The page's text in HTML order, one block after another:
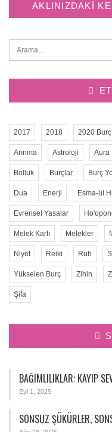
AKLINIZDAKI
2017 2018 2020 Burç
Arınma Astroloji Aura
Bolluk Burçlar Burç
Dua Enerji Esma-ül
Evrensel Yasalar
Melek Kartı Melekler
Niyet Reiki Ruh
Yükselen Burç Zihin
Şifa
BAĞIMLILIKLAR: KAYIP
Eyl 1, 2025
SONSUZ ŞÜKÜRLER,